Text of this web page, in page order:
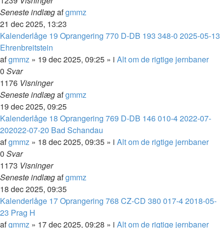
Seneste indlægafgmmz
21 dec 2025, 13:23
Kalenderlåge 19 Oprangering 770 D-DB 193 348-0 2025-05-13
Ehrenbreitstein
afgmmz » 19 dec 2025, 09:25 » i Alt om de rigtige jernbaner
0 Svar
1176 Visninger
Seneste indlægafgmmz
19 dec 2025, 09:25
Kalenderlåge 18 Oprangering 769 D-DB 146 010-4 2022-07-
202022-07-20 Bad Schandau
afgmmz » 18 dec 2025, 09:35 » i Alt om de rigtige jernbaner
0 Svar
1173 Visninger
Seneste indlægafgmmz
18 dec 2025, 09:35
Kalenderlåge 17 Oprangering 768 CZ-CD 380 017-4 2018-05-
23 Prag H
afgmmz » 17 dec 2025, 09:28 » i Alt om de rigtige jernbaner